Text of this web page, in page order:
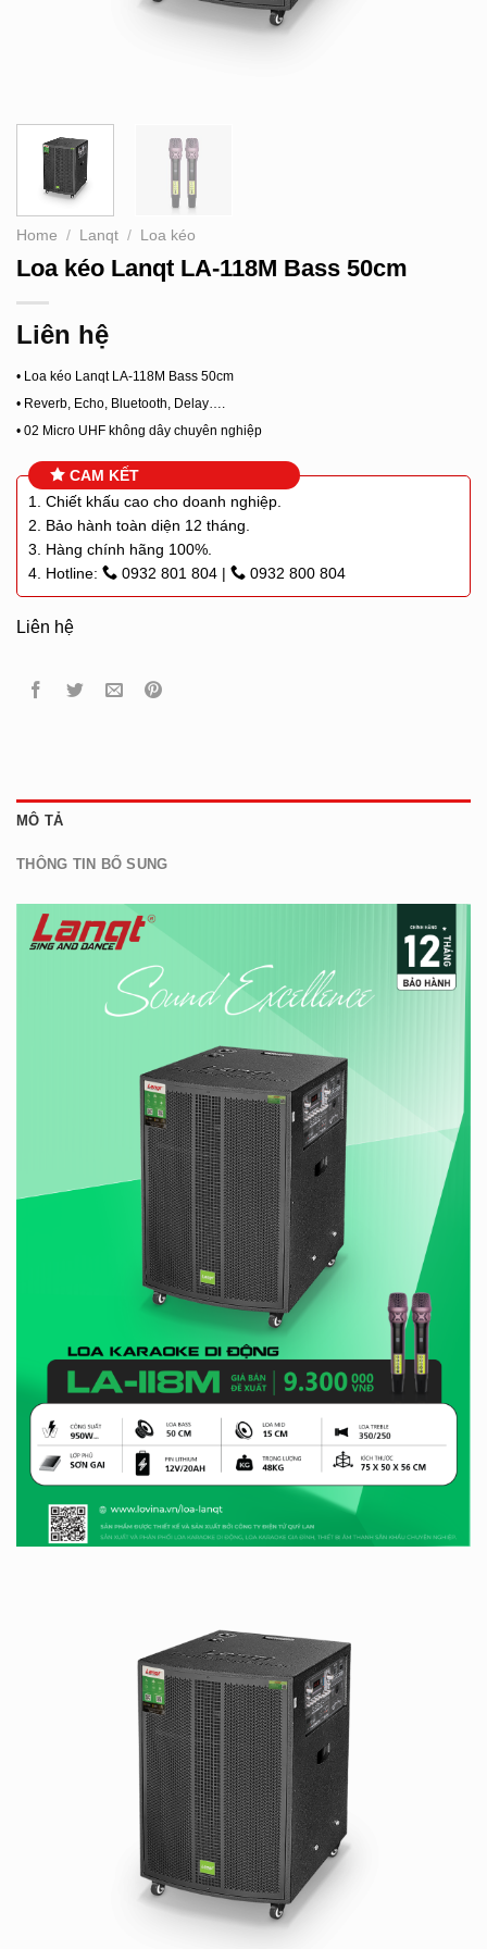
Home / Lanqt / Loa kéo
Loa kéo Lanqt LA-118M Bass 50cm
Liên hệ
• Loa kéo Lanqt LA-118M Bass 50cm
• Reverb, Echo, Bluetooth, Delay….
• 02 Micro UHF không dây chuyên nghiệp
CAM KẾT
1. Chiết khấu cao cho doanh nghiệp.
2. Bảo hành toàn diện 12 tháng.
3. Hàng chính hãng 100%.
4. Hotline:
0932 801 804 | 0932 800 804
Liên hệ
MÔ TẢ
THÔNG TIN BỔ SUNG